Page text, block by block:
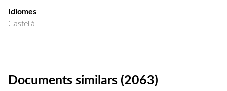
Idiomes
Castellà
Documents similars (2063)